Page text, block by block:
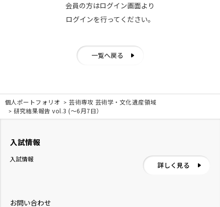
会員の方はログイン画面より
ログインを行ってください。
一覧へ戻る
個人ポートフォリオ
芸術専攻 芸術学・文化遺産領域
研究結果報告 vol.3 (〜6月7日）
お問い合わせ
入試情報
入試情報
詳しく見る